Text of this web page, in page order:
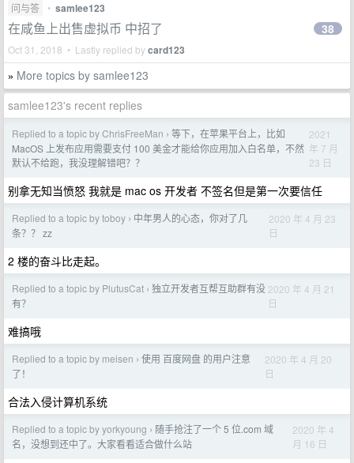
问与答 • samlee123
在咸鱼上出售虚拟币 中招了
Oct 31, 2018 • Lastly replied bycard123
38
» More topics by samlee123
samlee123's recent replies
Replied to a topic by ChrisFreeMan › 等下，在苹果平台上，比如
MacOS 上发布应用需要支付 100 美金才能给你应用加入白名单，不然
默认不给跑，我没理解错吧？？
2021
年 7 月
23 日
别拿无知当愤怒 我就是 mac os 开发者 不签名但是第一次要信任
Replied to a topic by toboy › 中年男人的心态，你对了几
条？？ zz
2020 年 4 月 23
日
2 楼的奋斗比走起。
Replied to a topic by PlutusCat › 独立开发者互帮互助群有没
有？
2020 年 4 月 21
日
难搞哦
Replied to a topic by meisen › 使用 百度网盘 的用户注意
了！
2020 年 4 月 20
日
合法入侵计算机系统
Replied to a topic by yorkyoung › 随手抢注了一个 5 位.com 域
名，没想到还中了。大家看看适合做什么站
2020 年 4
月 16 日